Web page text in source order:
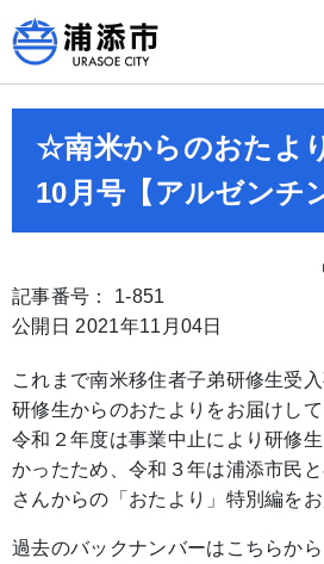
☆南米からのおたよ
10月号【アルゼンチ
記事番号： 1-851
公開日 2021年11月04日
これまで南米移住者子弟研修生受
研修生からのおたよりをお届けして
令和２年度は事業中止により研修
かったため、令和３年は浦添市民
さんからの「おたより」特別編をお
過去のバックナンバーはこちらか